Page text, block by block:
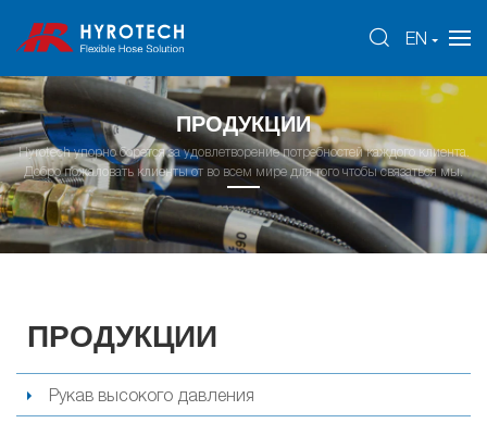
EN
ПРОДУКЦИИ
Hyrotech упорно борется за удовлетворение потребностей каждого клиента.
Добро пожаловать клиенты от во всем мире для того чтобы связаться мы.
ПРОДУКЦИИ
Рукав высокого давления